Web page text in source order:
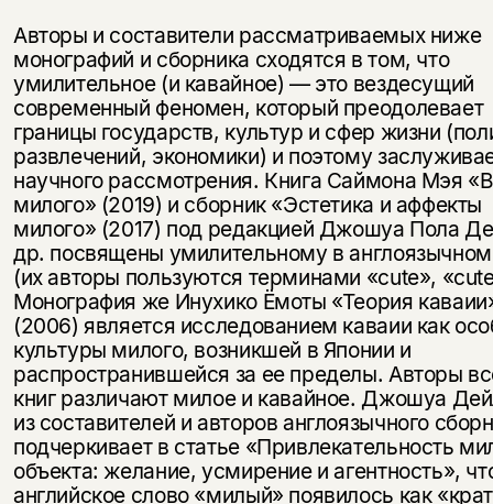
Авторы и составители рассматриваемых ниже
монографий и сборника сходятся в том, что
умилительное (и кавайное) — это вездесущий
современный феномен, который преодолевает
границы государств, культур и сфер жизни
развлечений, экономики) и поэтому
научного рассмотрения. Книга Саймона Мэя
милого» (2019) и сборник «Эстетика и аффекты
милого» (2017) под редакцией Джошуа Пола
др. посвящены умилительному в
(их авторы пользуются терминами «cute»,
Монография же Инухико Ёмоты «Теория
(2006) является исследованием каваии как
культуры милого, возникшей в Японии и
распространившейся за ее пределы. Авторы
книг различают милое и кавайное. Джошуа
из составителей и авторов англоязычного
подчеркивает в статье «Привлекательность
объекта: желание, усмирение и агентность»,
английское слово «милый» появилось как